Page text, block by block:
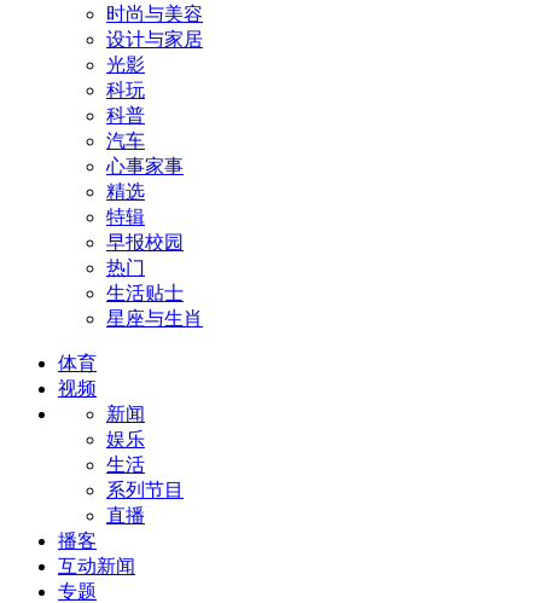
时尚与美容
设计与家居
光影
科玩
科普
汽车
心事家事
精选
特辑
早报校园
热门
生活贴士
星座与生肖
体育
视频
新闻
娱乐
生活
系列节目
直播
播客
互动新闻
专题